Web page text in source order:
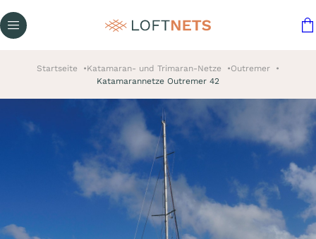
Startseite Katamaran- und Trimaran-Netze
Outremer
Katamarannetze Outremer 42